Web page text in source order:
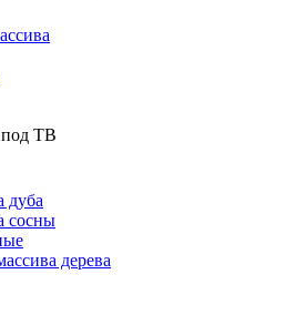
под ТВ
дуба
сосны
дерева